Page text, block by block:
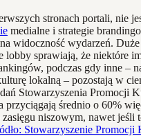
stronach portali, nie
medialne i strategie
widoczność wydarzeń.
lobby sprawiają, że niektóre
podczas gdy inne –
lokalną – pozostają w
Stowarzyszenia Promocji
przyciągają średnio o 60%
niszowym, nawet jeśli
Stowarzyszenie Promocji